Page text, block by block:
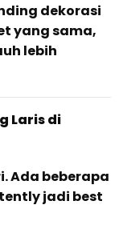
dekorasi
yang sama,
lebih
Laris di
Ada beberapa
jadi best